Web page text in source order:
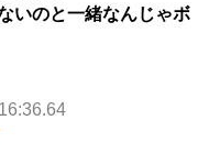
いのと一緒なんじゃボ